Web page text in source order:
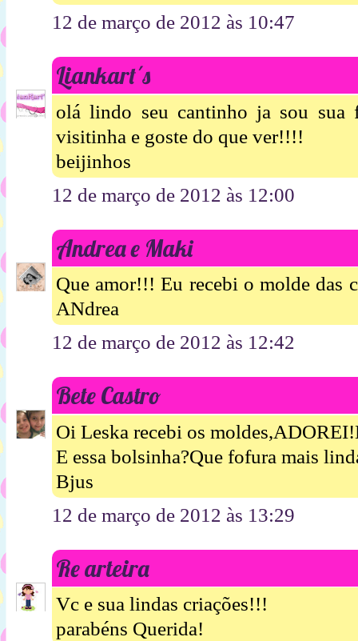
12 de março de 2012 às 10:47
Liankart´s
olá lindo seu cantinho ja sou sua
visitinha e goste do que ver!!!!
beijinhos
12 de março de 2012 às 12:00
Andrea e Maki
Que amor!!! Eu recebi o molde das
ANdrea
12 de março de 2012 às 12:42
Bete Castro
Oi Leska recebi os
E essa bolsinha?Que fofura mais
Bjus
12 de março de 2012 às 13:29
Re arteira
Vc e sua lindas criações!!!
parabéns Querida!